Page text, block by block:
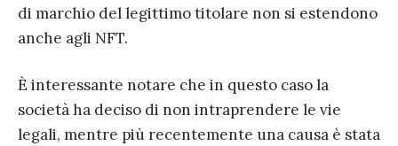
di marchio del legittimo titolare non si estendono
anche agli NFT.
È interessante notare che in questo caso la
società ha deciso di non intraprendere le vie
legali, mentre più recentemente una causa è stata